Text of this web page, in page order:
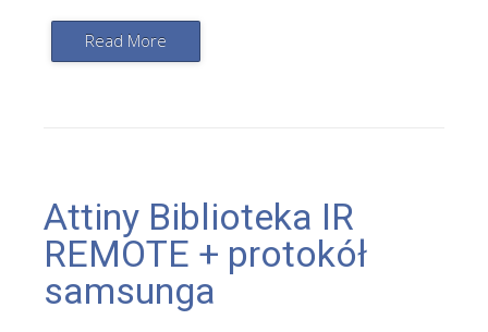
Read More
Attiny Biblioteka IR
REMOTE + protokół
samsunga